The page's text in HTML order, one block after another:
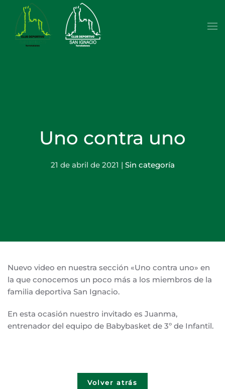
Skip to main content
Uno contra uno
21 de abril de 2021 | Sin categoría
Nuevo video en nuestra sección «Uno contra uno» en
la que conocemos un poco más a los miembros de la
familia deportiva San Ignacio.
En esta ocasión nuestro invitado es Juanma,
entrenador del equipo de Babybasket de 3º de Infantil.
Volver atrás